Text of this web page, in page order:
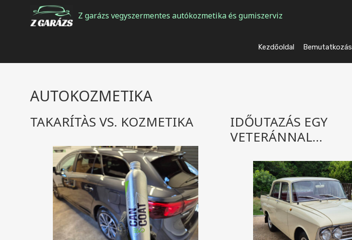
Z garázs vegyszermentes autókozmetika és gumiszerviz
Kezdőoldal Bemutatkozás
AUTOKOZMETIKA
TAKARÍTÀS VS. KOZMETIKA
IDŐUTAZÁS EGY
VETERÁNNAL…